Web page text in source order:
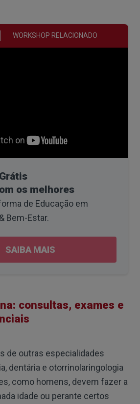
WORKSHOP RELACIONADO
os melhores
de Educação em
Bem-Estar.
SAIBA MAIS
consultas, exames e
de outras especialidades
dentária e otorrinolaringologia
como homens, devem fazer a
idade ou perante certos